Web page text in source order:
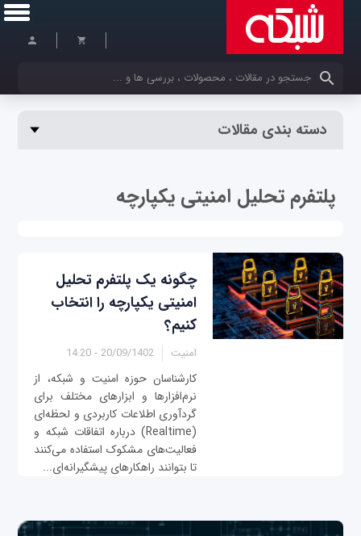
کلمات کلیدی خود را وارد کنید
دسته بندی مقالات
پلتفرم تحلیل امنیتی یکپارچه
چگونه یک پلتفرم تحلیل
امنیتی یکپارچه را انتخاب
کنیم؟
امنیت 20/09/1402 - 14:20
کارشناسان حوزه امنیت و شبکه، از
نرم‌افزارها و ابزارهای مختلف برای
گردآوری اطلاعات کاربردی و لحظه‌ای
(Realtime) درباره اتفاقات شبکه و
فعالیت‌های مشکوک استفاده می‌کنند
تا بتوانند راهکارهای پیشگیرانه‌ای...